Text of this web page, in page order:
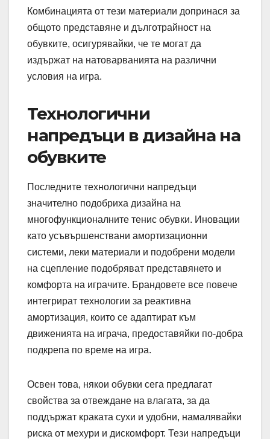
Комбинацията от тези материали допринася за
общото представяне и дълготрайност на
обувките, осигурявайки, че те могат да
издържат на натоварванията на различни
условия на игра.
Технологични
напредъци в дизайна на
обувките
Последните технологични напредъци
значително подобриха дизайна на
многофункционалните тенис обувки. Иновации
като усъвършенствани амортизационни
системи, леки материали и подобрени модели
на сцепление подобряват представянето и
комфорта на играчите. Брандовете все повече
интегрират технологии за реактивна
амортизация, които се адаптират към
движенията на играча, предоставяйки по-добра
подкрепа по време на игра.
Освен това, някои обувки сега предлагат
свойства за отвеждане на влагата, за да
поддържат краката сухи и удобни, намалявайки
риска от мехури и дискомфорт. Тези напредъци